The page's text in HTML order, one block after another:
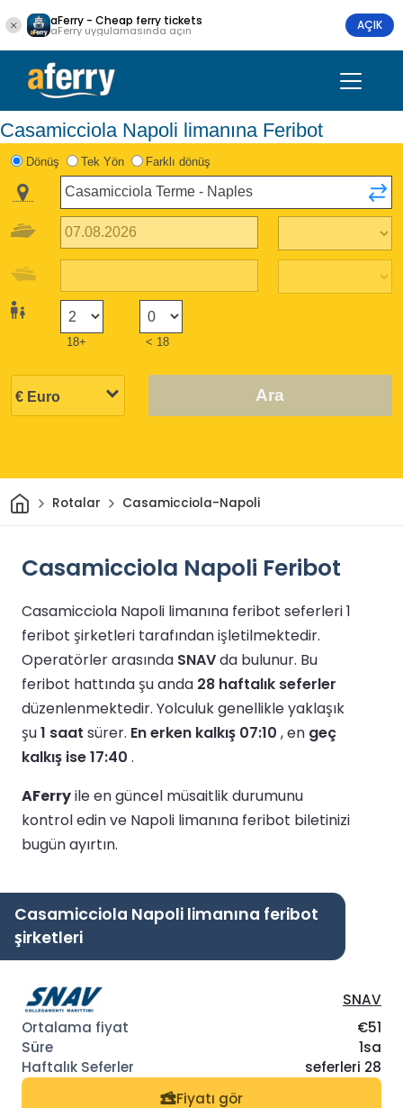
aFerry - Cheap ferry tickets
aFerry uygulamasında açın AÇIK
Casamicciola Napoli limanına Feribot
Dönüş Tek Yön Farklı dönüş
18+ < 18
Ara
Ev Rotalar Casamicciola-Napoli
Casamicciola Napoli Feribot
Casamicciola Napoli limanına feribot seferleri 1
feribot şirketleri tarafından işletilmektedir.
Operatörler arasında SNAVda bulunur. Bu
feribot hattında şu anda 28 haftalık seferler
düzenlenmektedir. Yolculuk genellikle yaklaşık
şu1 saat sürer. En erken kalkış 07:10 , en geç
kalkış ise 17:40 .
AFerryile en güncel müsaitlik durumunu
kontrol edin ve Napoli limanına feribot biletinizi
bugün ayırtın.
Casamicciola Napoli limanına feribot
şirketleri
SNAV
€51
1sa
seferleri 28
Fiyatı gör